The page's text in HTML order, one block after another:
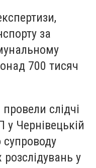
за
700 тисяч
слідчі
Чернівецькій
супроводу
розслідувань у